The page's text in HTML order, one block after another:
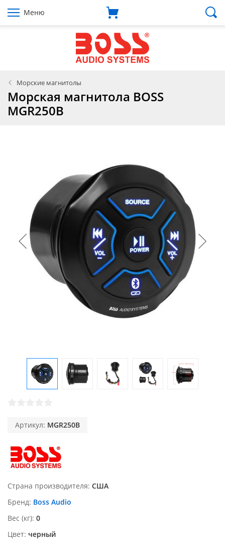
Меню
Морские магнитолы
Морская магнитола BOSS
MGR250B
Артикул: MGR250B
Страна производителя США
Бренд Boss Audio
Вес (кг) 0
Цвет черный